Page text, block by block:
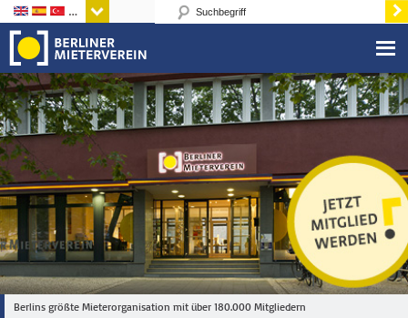
Sprachen
Berlins größte Mieterorganisation mit über 180.000 Mitgliedern